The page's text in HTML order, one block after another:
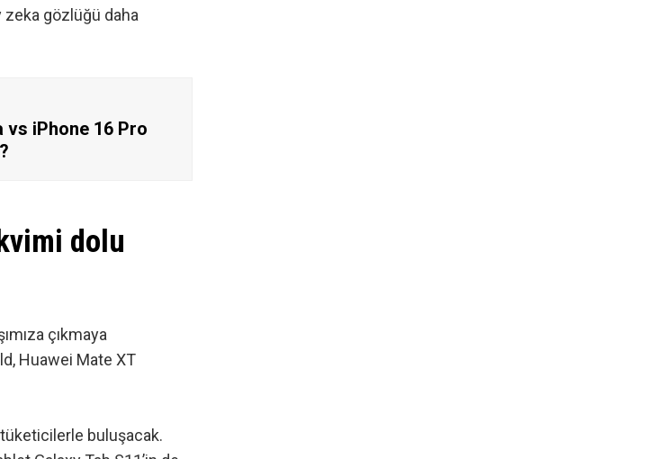
zeka gözlüğü daha
vs iPhone 16 Pro
dolu
çıkmaya
Huawei Mate XT
buluşacak.